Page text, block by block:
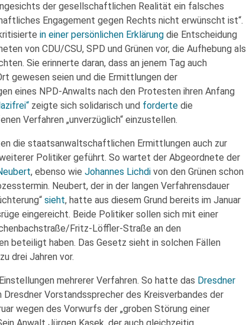
der gesellschaftlichen Realität ein falsches
Engagement gegen Rechts nicht erwünscht ist“.
in einer persönlichen Erklärung die Entscheidung
von CDU/CSU, SPD und Grünen vor, die Aufhebung als
Sie erinnerte daran, dass an jenem Tag auch
gewesen seien und die Ermittlungen der
eines NPD-Anwalts nach den Protesten ihren Anfang
zeigte sich solidarisch und forderte die
Verfahren „unverzüglich“ einzustellen.
die staatsanwaltschaftlichen Ermittlungen auch zur
Politiker geführt. So wartet der Abgeordnete der
, ebenso wie Johannes Lichdi von den Grünen schon
Neubert, der in der langen Verfahrensdauer
sieht, hatte aus diesem Grund bereits im Januar
eingereicht. Beide Politiker sollen sich mit einer
Fritz-Löffler-Straße an den
beteiligt haben. Das Gesetz sieht in solchen Fällen
drei Jahren vor.
mehrerer Verfahren. So hatte das Dresdner
Dresdner Vorstandssprecher des Kreisverbandes der
wegen des Vorwurfs der „groben Störung einer